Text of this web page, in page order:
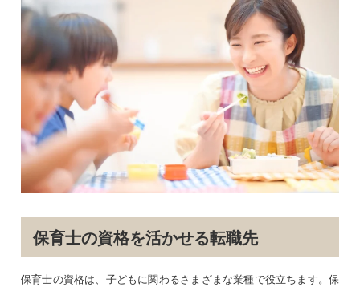
保育士の資格を活かせる転職先
保育士の資格は、子どもに関わるさまざまな業種で役立ちます。保